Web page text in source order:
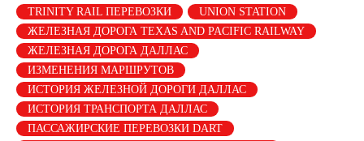
TRINITY RAIL ПЕРЕВОЗКИ
UNION STATION
ЖЕЛЕЗНАЯ ДОРОГА TEXAS AND PACIFIC RAILWAY
ЖЕЛЕЗНАЯ ДОРОГА ДАЛЛАС
ИЗМЕНЕНИЯ МАРШРУТОВ
ИСТОРИЯ ЖЕЛЕЗНОЙ ДОРОГИ ДАЛЛАС
ИСТОРИЯ ТРАНСПОРТА ДАЛЛАС
ПАССАЖИРСКИЕ ПЕРЕВОЗКИ DART